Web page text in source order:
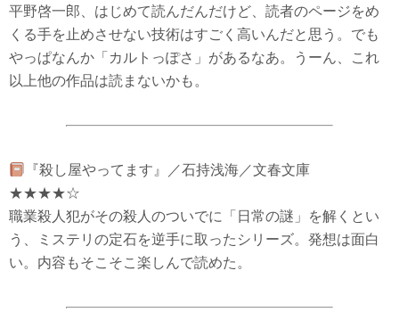
平野啓一郎、はじめて読んだんだけど、読者のページをめ
くる手を止めさせない技術はすごく高いんだと思う。でも
やっぱなんか「カルトっぽさ」があるなあ。うーん、これ
以上他の作品は読まないかも。
『殺し屋やってます』／石持浅海／文春文庫
★★★★☆
職業殺人犯がその殺人のついでに「日常の謎」を解くとい
う、ミステリの定石を逆手に取ったシリーズ。発想は面白
い。内容もそこそこ楽しんで読めた。